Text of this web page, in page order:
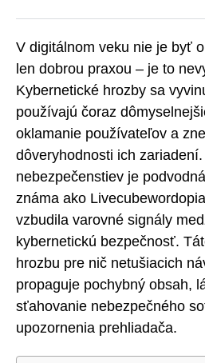
V digitálnom veku nie je byť
len dobrou praxou – je to
Kybernetické hrozby sa
používajú čoraz
oklamanie používateľov a
dôveryhodnosti ich
nebezpečenstiev je
známa ako
vzbudila varovné signály
kybernetickú bezpečnosť.
hrozbu pre nič netušiacich
propaguje pochybný obsah,
sťahovanie nebezpečného
upozornenia prehliadača.